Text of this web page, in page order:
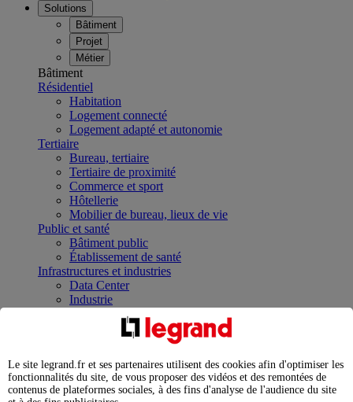
Solutions
Bâtiment
Projet
Métier
Bâtiment
Résidentiel
Habitation
Logement connecté
Logement adapté et autonomie
Tertiaire
Bureau, tertiaire
Tertiaire de proximité
Commerce et sport
Hôtellerie
Mobilier de bureau, lieux de vie
Public et santé
Bâtiment public
Établissement de santé
Infrastructures et industries
Data Center
Industrie
Infrastructures
Contrôler et planifier le fonctionnement des appareils
Répartir et optimiser son tableau électrique
Legrand Data Center Solutions : concentrer les
expertises au service de vos performances
Le site legrand.fr et ses partenaires utilisent des cookies afin d'optimiser les
fonctionnalités du site, de vous proposer des vidéos et des remontées de
contenus de plateformes sociales, à des fins d'analyse de l'audience du site